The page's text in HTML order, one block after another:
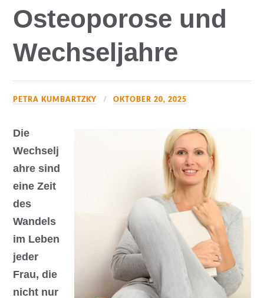
Osteoporose und
Wechseljahre
PETRA KUMBARTZKY OKTOBER 20, 2025
Die
Wechselj
ahre sind
eine Zeit
des
Wandels
im Leben
jeder
Frau, die
nicht nur